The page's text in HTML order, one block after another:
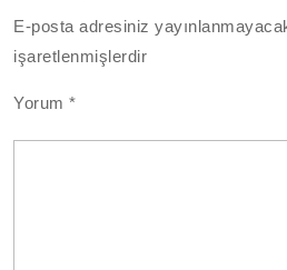
E-posta adresiniz
işaretlenmişlerdir
Yorum*